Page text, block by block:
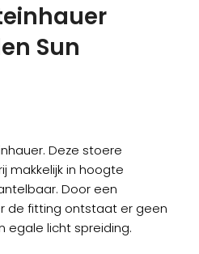
Sun
Deze stoere
makkelijk in hoogte
Door een
de fitting ontstaat er geen
egale licht spreiding.